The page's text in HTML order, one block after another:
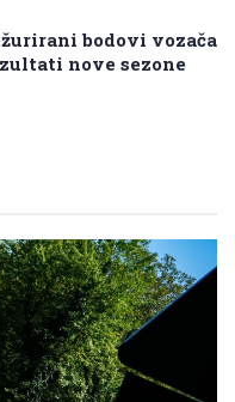
bodovi vozača
nove sezone